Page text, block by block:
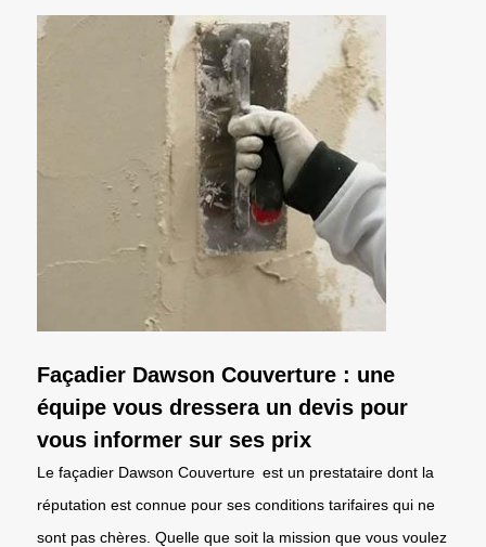
Façadier Dawson Couverture : une
équipe vous dressera un devis pour
vous informer sur ses prix
Le façadier Dawson Couverture est un prestataire dont la
réputation est connue pour ses conditions tarifaires qui ne
sont pas chères. Quelle que soit la mission que vous voulez